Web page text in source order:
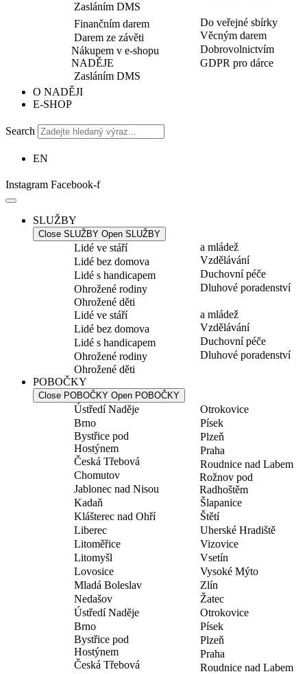
Zasláním DMS
Finančním darem
Darem ze závěti
Nákupem v e-shopu
NADĚJE
Zasláním DMS
Do veřejné sbírky
Věcným darem
Dobrovolnictvím
GDPR pro dárce
O NADĚJI
E-SHOP
Search
EN
Instagram Facebook-f
SLUŽBY
Close SLUŽBY Open SLUŽBY
Lidé ve stáří
Lidé bez domova
Lidé s handicapem
Ohrožené rodiny
Ohrožené děti
a mládež
Vzdělávání
Duchovní péče
Dluhové poradenství
Lidé ve stáří
Lidé bez domova
Lidé s handicapem
Ohrožené rodiny
Ohrožené děti
a mládež
Vzdělávání
Duchovní péče
Dluhové poradenství
POBOČKY
Close POBOČKY Open POBOČKY
Ústředí Naděje
Brno
Bystřice pod
Hostýnem
Česká Třebová
Chomutov
Jablonec nad Nisou
Kadaň
Klášterec nad Ohří
Liberec
Litoměřice
Litomyšl
Lovosice
Mladá Boleslav
Nedašov
Otrokovice
Písek
Plzeň
Praha
Roudnice nad Labem
Rožnov pod
Radhoštěm
Šlapanice
Štětí
Uherské Hradiště
Vizovice
Vsetín
Vysoké Mýto
Zlín
Žatec
Ústředí Naděje
Brno
Bystřice pod
Hostýnem
Česká Třebová
Otrokovice
Písek
Plzeň
Praha
Roudnice nad Labem